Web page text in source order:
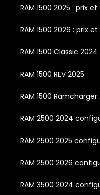
RAM 1500 2025 : prix
RAM 1500 2026 : prix
RAM 1500 Classic
RAM 1500 REV 2025
RAM 1500 Ramcharger
RAM 2500 2024
RAM 2500 2025
RAM 2500 2026
RAM 3500 2024